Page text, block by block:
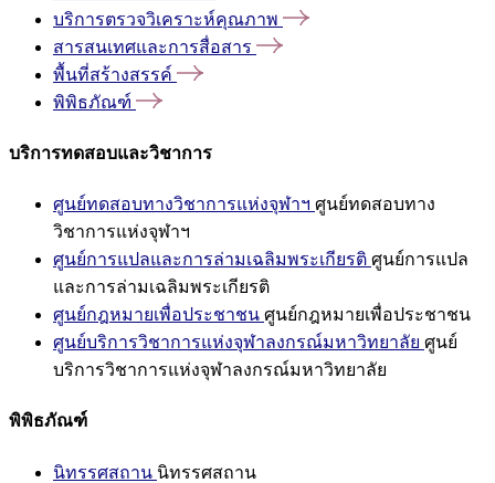
บริการตรวจวิเคราะห์คุณภาพ
สารสนเทศและการสื่อสาร
พื้นที่สร้างสรรค์
พิพิธภัณฑ์
บริการทดสอบและวิชาการ
ศูนย์ทดสอบทางวิชาการแห่งจุฬาฯ ศูนย์ทดสอบทาง
วิชาการแห่งจุฬาฯ
ศูนย์การแปลและการล่ามเฉลิมพระเกียรติ ศูนย์การแปล
และการล่ามเฉลิมพระเกียรติ
ศูนย์กฎหมายเพื่อประชาชน ศูนย์กฎหมายเพื่อประชาชน
ศูนย์บริการวิชาการแห่งจุฬาลงกรณ์มหาวิทยาลัย ศูนย์
บริการวิชาการแห่งจุฬาลงกรณ์มหาวิทยาลัย
พิพิธภัณฑ์
นิทรรศสถาน นิทรรศสถาน